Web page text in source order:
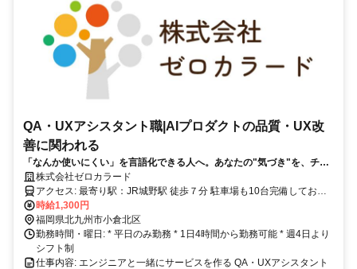
QA・UXアシスタント職|AIプロダクトの品質・UX改
善に関われる
「なんか使いにくい」を言語化できる人へ。あなたの"気づき"を、チー
ムで形にしていく仕事です。
株式会社ゼロカラード
アクセス: 最寄り駅：JR城野駅 徒歩７分 駐車場も10台完備しており
ます
時給1,300円
福岡県北九州市小倉北区
勤務時間・曜日: * 平日のみ勤務 * 1日4時間から勤務可能 * 週4日より
シフト制
仕事内容: エンジニアと一緒にサービスを作る QA・UXアシスタント